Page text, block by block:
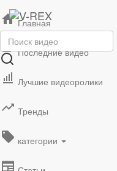
Главная
Последние видео
Лучшие видеоролики
Тренды
категории